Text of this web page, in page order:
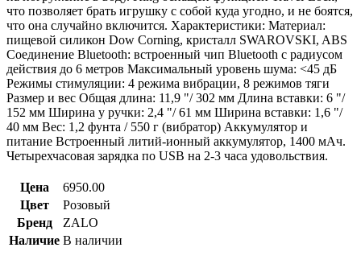
что позволяет брать игрушку с собой куда угодно, и не боятся,
что она случайно включится. Характеристики: Материал:
пищевой силикон Dow Corning, кристалл SWAROVSKI, ABS
Соединение Bluetooth: встроенный чип Bluetooth с радиусом
действия до 6 метров Максимальный уровень шума: <45 дБ
Режимы стимуляции: 4 режима вибрации, 8 режимов тяги
Размер и вес Общая длина: 11,9 "/ 302 мм Длина вставки: 6 "/
152 мм Ширина у ручки: 2,4 "/ 61 мм Ширина вставки: 1,6 "/
40 мм Вес: 1,2 фунта / 550 г (вибратор) Аккумулятор и
питание Встроенный литий-ионный аккумулятор, 1400 мАч.
Четырехчасовая зарядка по USB на 2-3 часа удовольствия.
Цена
6950.00
Цвет
Розовый
Бренд
ZALO
Наличие В наличии